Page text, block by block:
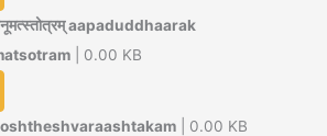
aapaduddhaarak
| 0.00 KB
goshtheshvaraashtakam | 0.00 KB